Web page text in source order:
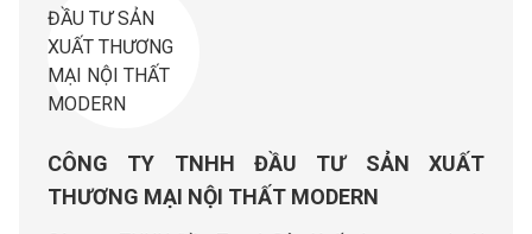
CÔNG TY TNHH ĐẦU TƯ SẢN XUẤT
THƯƠNG MẠI NỘI THẤT MODERN